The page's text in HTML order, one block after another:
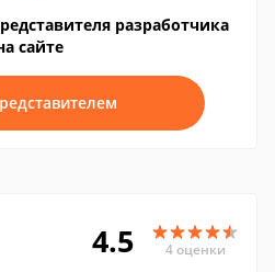
разработчика
сайте
4.5 4 оценки